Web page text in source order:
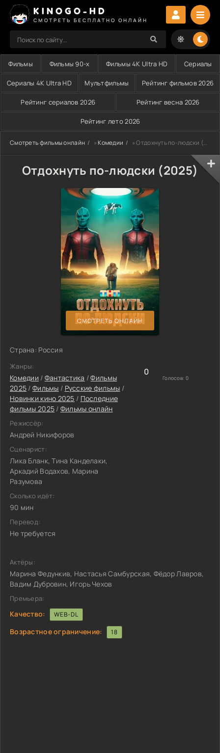
KINOGO-HD
СМОТРЕТЬ БЕСПЛАТНО ОНЛАЙН
Фильмы Фильмы 90-х Фильмы 4K Ultra HD Сериалы
Сериалы 4K Ultra HD Мультфильмы Рейтинг фильмов 2026
Рейтинг сериалов 2026 Рейтинг весна 2026
Рейтинг лето 2026
Смотреть фильмы онлайн »Комедии » Отдохнуть по-людски (2025)
Отдохнуть по-людски (2025)
СМОТРЕТЬ ОНЛАЙН
Страна: Россия
Жанры:
Комедии / Фантастика /Фильмы
2025 / Фильмы / Русские фильмы /
Новинки кино 2025 / Последние
фильмы 2025 / Фильмы онлайн
Режиссёр:
Андрей Никифоров
Сценарист:
Лика Бланк, Тина Канделаки,
Аркадий Водахов, Марина
Разумова
Сколько идёт:
90 мин
Перевод:
Не требуется
0
Голосов: 0
Актёры:
Марина Федункив, Настасья Самбурская, Фёдор Лавров,
Вадим Дубровин, Игорь Чехов
Премьера:
Качество: WEB-DL
Возрастное ограничение: 18